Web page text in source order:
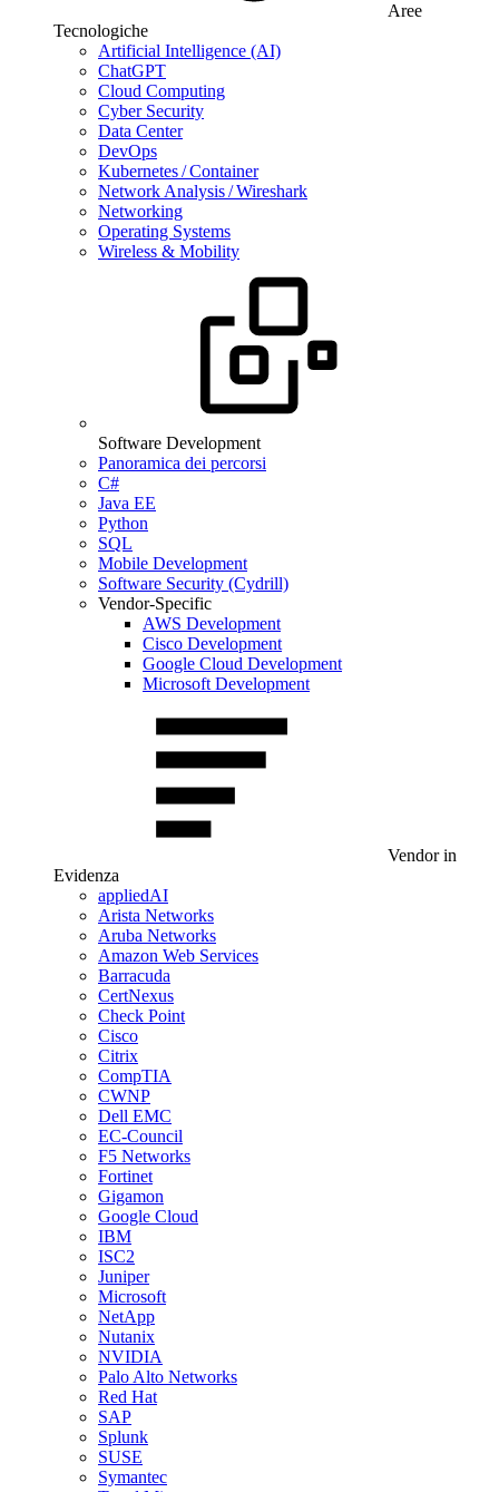
Aree
Tecnologiche
Artificial Intelligence (AI)
ChatGPT
Cloud Computing
Cyber Security
Data Center
DevOps
Kubernetes / Container
Network Analysis / Wireshark
Networking
Operating Systems
Wireless & Mobility
Software Development
Panoramica dei percorsi
C#
Java EE
Python
SQL
Mobile Development
Software Security (Cydrill)
Vendor-Specific
AWS Development
Cisco Development
Google Cloud Development
Microsoft Development
Vendor in
Evidenza
appliedAI
Arista Networks
Aruba Networks
Amazon Web Services
Barracuda
CertNexus
Check Point
Cisco
Citrix
CompTIA
CWNP
Dell EMC
EC-Council
F5 Networks
Fortinet
Gigamon
Google Cloud
IBM
ISC2
Juniper
Microsoft
NetApp
Nutanix
NVIDIA
Palo Alto Networks
Red Hat
SAP
Splunk
SUSE
Symantec